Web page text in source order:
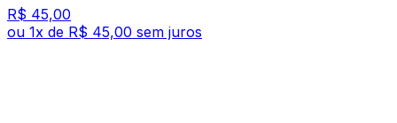
R$ 45,00
ou 1x de R$ 45,00 sem juros